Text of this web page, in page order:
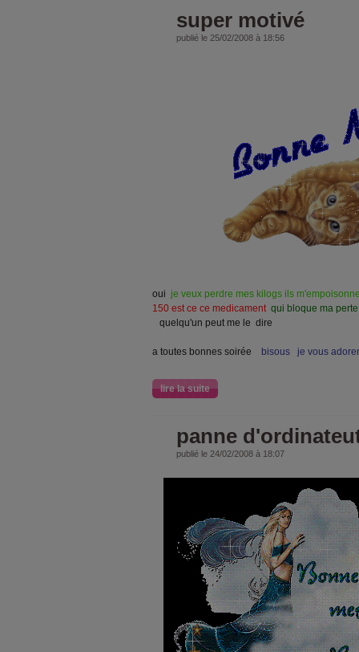
super motivé
publié le 25/02/2008 à 18:56
oui je veux perdre mes kilogs ils
150 est ce ce medicamentqui bloque ma
quelqu'un peut me le dire
a toutes bonnes soirée bisous je vous
lire la suite
panne
publié le 24/02/2008 à 18:07